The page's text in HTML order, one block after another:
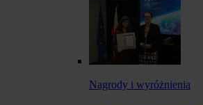
Nagrody i wyróżnienia